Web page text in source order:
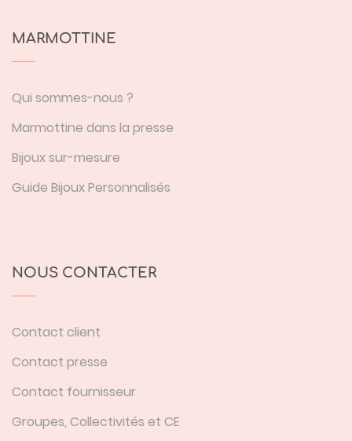
MARMOTTINE
Qui sommes-nous ?
Marmottine dans la presse
Bijoux sur-mesure
Guide Bijoux Personnalisés
NOUS CONTACTER
Contact client
Contact presse
Contact fournisseur
Groupes, Collectivités et CE